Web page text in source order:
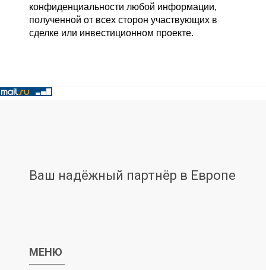
конфиденциальности любой информации,
полученной от всех сторон участвующих в
сделке или инвестиционном проекте.
Ваш надёжный партнёр в Европе
МЕНЮ